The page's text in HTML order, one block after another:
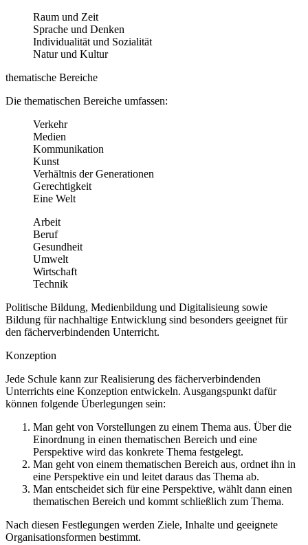
Raum und Zeit
Sprache und Denken
Individualität und Sozialität
Natur und Kultur
thematische Bereiche
Die thematischen Bereiche umfassen:
Verkehr
Medien
Kommunikation
Kunst
Verhältnis der Generationen
Gerechtigkeit
Eine Welt
Arbeit
Beruf
Gesundheit
Umwelt
Wirtschaft
Technik
Politische Bildung, Medienbildung und Digitalisieung sowie
Bildung für nachhaltige Entwicklung sind besonders geeignet für
den fächerverbindenden Unterricht.
Konzeption
Jede Schule kann zur Realisierung des fächerverbindenden
Unterrichts eine Konzeption entwickeln. Ausgangspunkt dafür
können folgende Überlegungen sein:
Man geht von Vorstellungen zu einem Thema aus. Über die
Einordnung in einen thematischen Bereich und eine
Perspektive wird das konkrete Thema festgelegt.
Man geht von einem thematischen Bereich aus, ordnet ihn in
eine Perspektive ein und leitet daraus das Thema ab.
Man entscheidet sich für eine Perspektive, wählt dann einen
thematischen Bereich und kommt schließlich zum Thema.
Nach diesen Festlegungen werden Ziele, Inhalte und geeignete
Organisationsformen bestimmt.